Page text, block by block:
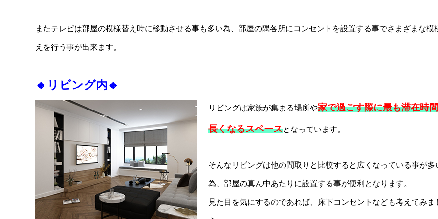
またテレビは部屋の模様替え時に移動させる事も多い為、部屋の隅各所にコンセントを設置する事でさまざまな模
えを行う事が出来ます。
🔸リビング内🔸
リビングは家族が集まる場所や家で過ごす際に最も滞在時
長くなるスペースとなっています。
そんなリビングは他の間取りと比較すると広くなっている事が多
為、部屋の真ん中あたりに設置する事が便利となります。
見た目を気にするのであれば、床下コンセントなども考えてみま